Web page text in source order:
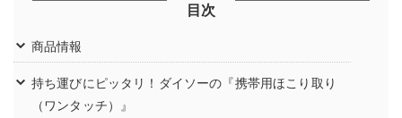
目次
商品情報
持ち運びにピッタリ！ダイソーの『携帯用ほこり取り
（ワンタッチ）』